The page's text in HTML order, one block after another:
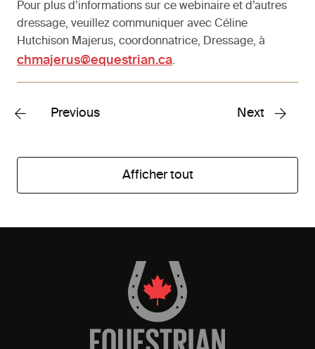
Pour plus d’informations sur ce webinaire et d’autres
dressage, veuillez communiquer avec Céline
Hutchison Majerus, coordonnatrice, Dressage, à
chmajerus@equestrian.ca.
Previous Next
Afficher tout